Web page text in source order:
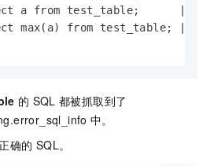
a from test_table;      |
max(a) from test_table; |
的 SQL 都被抓取到了
中。
确的 SQL。